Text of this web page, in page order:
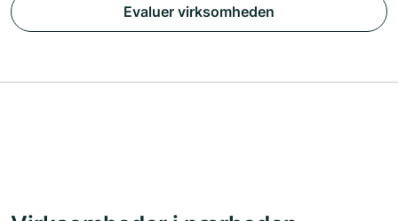
Evaluer virksomheden